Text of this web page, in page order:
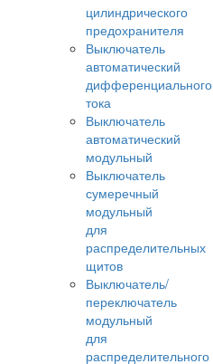
цилиндрического
предохранителя
Выключатель
автоматический
дифференциального
тока
Выключатель
автоматический
модульный
Выключатель
сумеречный
модульный
для
распределительных
щитов
Выключатель/
переключатель
модульный
для
распределительного